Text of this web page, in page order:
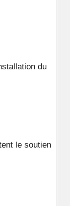
du
le soutien